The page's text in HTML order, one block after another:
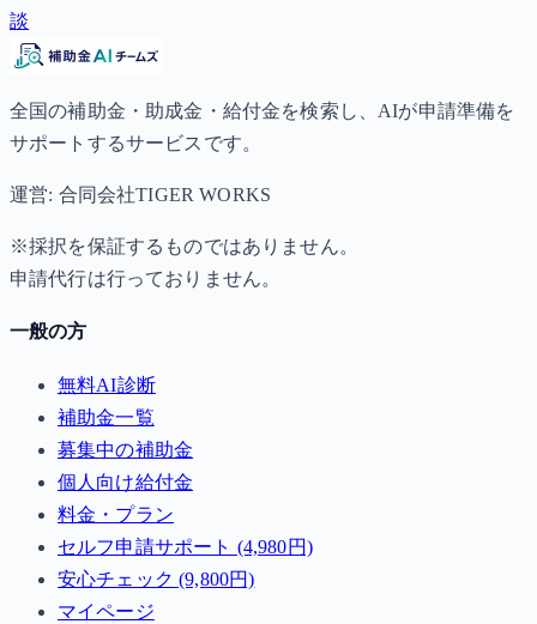
談
全国の補助金・助成金・給付金を検索し、AIが申請準備を
サポートするサービスです。
運営: 合同会社TIGER WORKS
※採択を保証するものではありません。
申請代行は行っておりません。
一般の方
無料AI診断
補助金一覧
募集中の補助金
個人向け給付金
料金・プラン
セルフ申請サポート (4,980円)
安心チェック (9,800円)
マイページ